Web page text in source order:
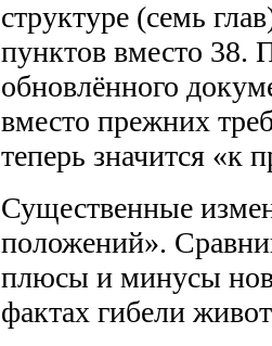
структуре (семь
пунктов вместо 38.
обновлённого
вместо прежних
теперь значится «к
Существенные
положений».
плюсы и минусы
фактах гибели